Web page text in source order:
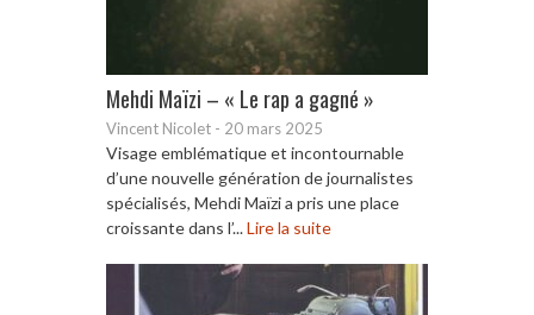
Mehdi Maïzi – « Le rap a gagné »
Vincent Nicolet - 20 mars 2025
Visage emblématique et incontournable
d’une nouvelle génération de journalistes
spécialisés, Mehdi Maïzi a pris une place
croissante dans l’...Lire la suite